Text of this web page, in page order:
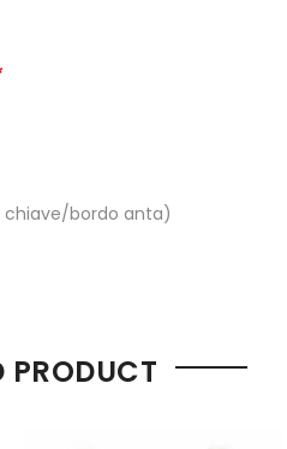
chiave/bordo anta)
PRODUCT